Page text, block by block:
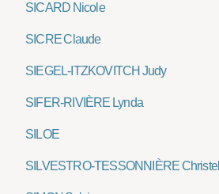
SICARD Nicole
SICRE Claude
SIEGEL-ITZKOVITCH Judy
SIFER-RIVIÈRE Lynda
SILOE
SILVESTRO-TESSONNIÈRE Christel